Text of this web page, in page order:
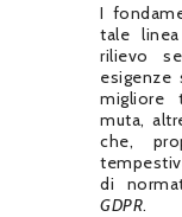
I
tale
rilievo
migliore
muta,
che,
di
GDPR.